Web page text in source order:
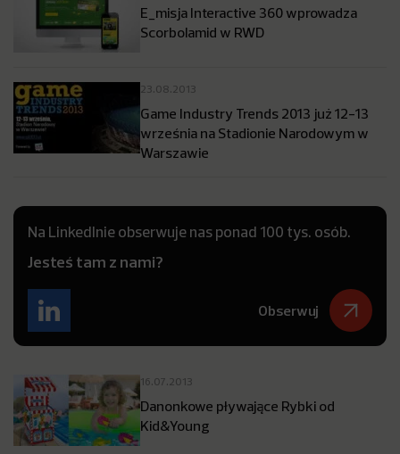
E_misja Interactive 360 wprowadza
Scorbolamid w RWD
23.08.2013
Game Industry Trends 2013 już 12-13
września na Stadionie Narodowym w
Warszawie
Na LinkedInie obserwuje nas ponad 100 tys. osób.
Jesteś tam z nami?
Obserwuj
16.07.2013
Danonkowe pływające Rybki od
Kid&Young